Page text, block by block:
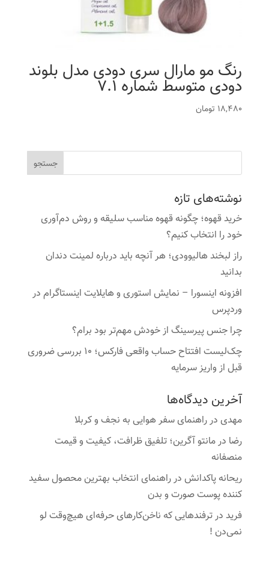
رنگ مو مارال سری دودی مدل بلوند
دودی متوسط شماره 7.1
18,480 تومان
نوشته‌های تازه
خرید قهوه؛ چگونه قهوه مناسب سلیقه و روش دم‌آوری
خود را انتخاب کنیم؟
راز لبخند هالیوودی؛ هر آنچه باید درباره لمینت دندان
بدانید
افزونه اینسورا – نمایش استوری و هایلایت اینستاگرام در
وردپرس
چرا جنس پیرسینگ از خودش مهم‌تر بود برام؟
چک‌لیست افتتاح حساب واقعی فارکس؛ ۱۰ بررسی ضروری
قبل از واریز سرمایه
آخرین دیدگاه‌ها
مهدیدرراهنمای سفر هوایی به نجف و کربلا
رضا درمانتو آگرین؛ تلفیق ظرافت، کیفیت و قیمت
منصفانه
ریحانه پاکدانشدرراهنمای انتخاب بهترین محصول سفید
کننده پوست صورت و بدن
فریددرترفندهایی که ناخن‌کارهای حرفه‌ای هیچ‌وقت لو
نمی‌دن !